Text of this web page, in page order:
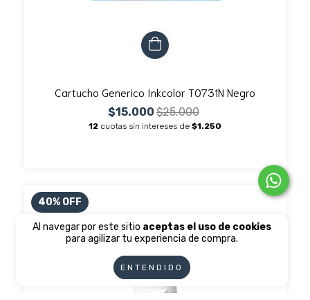
Al navegar por este sitio aceptas el uso de cookies
para agilizar tu experiencia de compra.
ENTENDIDO
Cartucho Generico Inkcolor T0731N Negro
$15.000$25.000
12 cuotas sin intereses de $1.250
40% OFF